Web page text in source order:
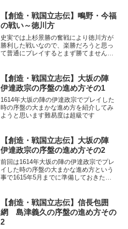
【創造・戦国立志伝】鴫野・今福
の戦い～徳川方
史実では上杉景勝の奮戦により徳川方が
勝利した戦いなので、楽勝だろうと思っ
て普通にプレイするとまず勝てません兵
かしいなぁ、なんで勝てないんだろう」
という罠に陥ります
【創造・戦国立志伝】大坂の陣
伊達政宗の序盤の進め方その1
1614年大坂の陣の伊達政宗でプレイした
時の序盤の大まかな進め方を紹介してみ
ようと思います難易度は超級です
【創造・戦国立志伝】大坂の陣
伊達政宗の序盤の進め方その2
前回は1614年大坂の陣の伊達政宗でプレ
イした時の序盤の大まかな進め方という
事で1615年5月までに準備しておきたい
【創造・戦国立志伝】信長包囲
網 島津義久の序盤の進め方その
2